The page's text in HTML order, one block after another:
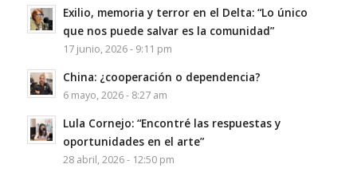
Exilio, memoria y terror en el Delta: “Lo único
que nos puede salvar es la comunidad”
17 junio, 2026 - 9:11 pm
China: ¿cooperación o dependencia?
6 mayo, 2026 - 8:27 am
Lula Cornejo: “Encontré las respuestas y
oportunidades en el arte”
28 abril, 2026 - 12:50 pm